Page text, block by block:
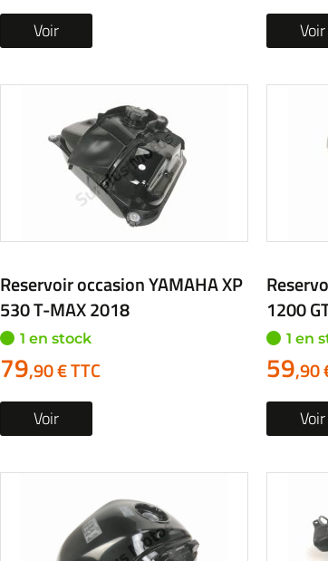
Voir Voir
Reservoir occasion YAMAHA XP
530 T-MAX 2018
1 en stock
79,90 € TTC
Voir
1200
1 en
59,90
Voir